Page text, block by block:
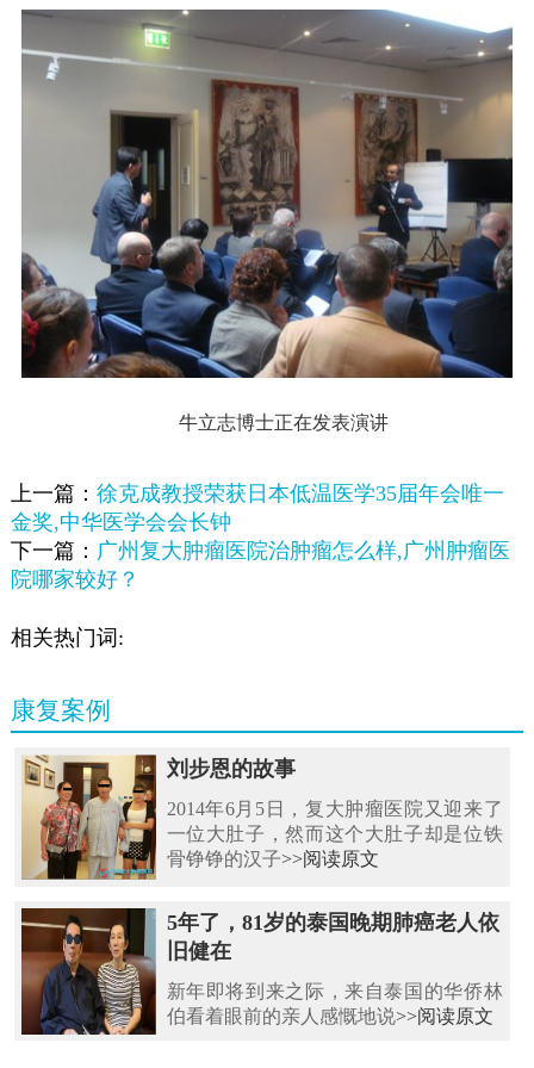
牛立志博士正在发表演讲
上一篇： 徐克成教授荣获日本低温医学35届年会唯一
金奖,中华医学会会长钟
下一篇： 广州复大肿瘤医院治肿瘤怎么样,广州肿瘤医
院哪家较好？
相关热门词:
康复案例
刘步恩的故事
2014年6月5日，复大肿瘤医院又迎来了
一位大肚子，然而这个大肚子却是位铁
骨铮铮的汉子>>阅读原文
5年了，81岁的泰国晚期肺癌老人依
旧健在
新年即将到来之际，来自泰国的华侨林
伯看着眼前的亲人感慨地说>>阅读原文